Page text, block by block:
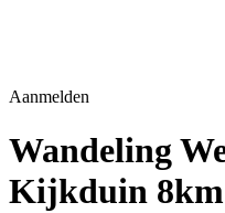
Aanmelden
Wandeling
Kijkduin 8km